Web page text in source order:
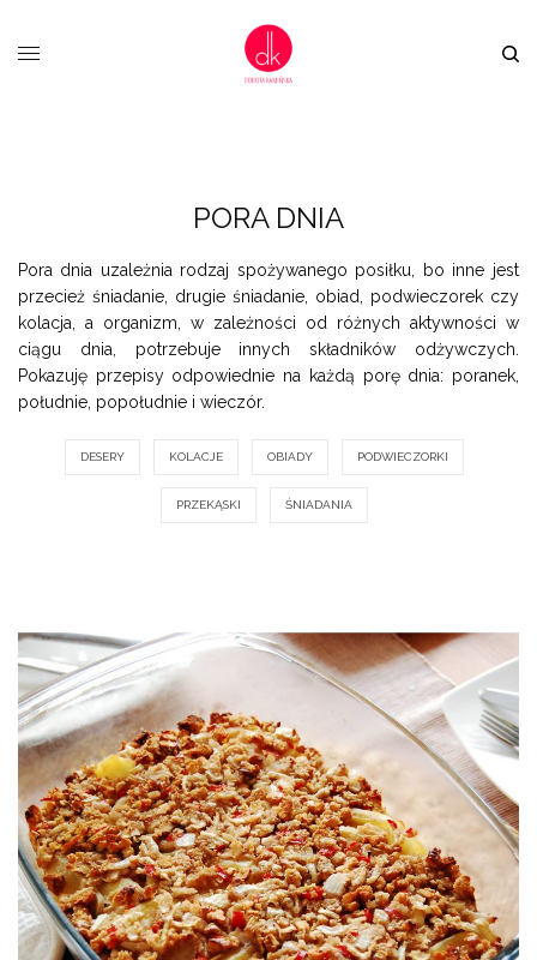
PORA DNIA
Pora dnia uzależnia rodzaj spożywanego posiłku, bo inne jest
przecież śniadanie, drugie śniadanie, obiad, podwieczorek czy
kolacja, a organizm, w zależności od różnych aktywności w
ciągu dnia, potrzebuje innych składników odżywczych.
Pokazuję przepisy odpowiednie na każdą porę dnia: poranek,
południe, popołudnie i wieczór.
DESERY KOLACJE OBIADY PODWIECZORKI
PRZEKĄSKI ŚNIADANIA